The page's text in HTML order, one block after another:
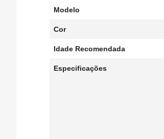
Modelo
Cor
Idade Recomendada
Especificações